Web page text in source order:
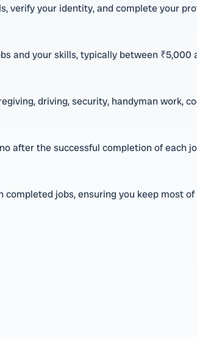
verify your identity, and complete your
and your skills, typically between ₹5,000
driving, security, handyman work,
after the successful completion of each
completed jobs, ensuring you keep most